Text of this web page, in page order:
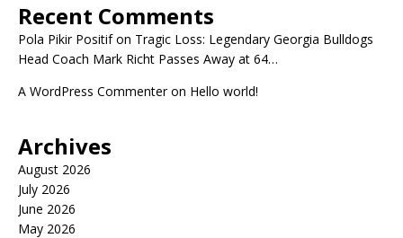
Recent Comments
Pola Pikir Positifon Tragic Loss: Legendary Georgia Bulldogs
Head Coach Mark Richt Passes Away at 64…
A WordPress Commenteron Hello world!
Archives
August 2026
July 2026
June 2026
May 2026